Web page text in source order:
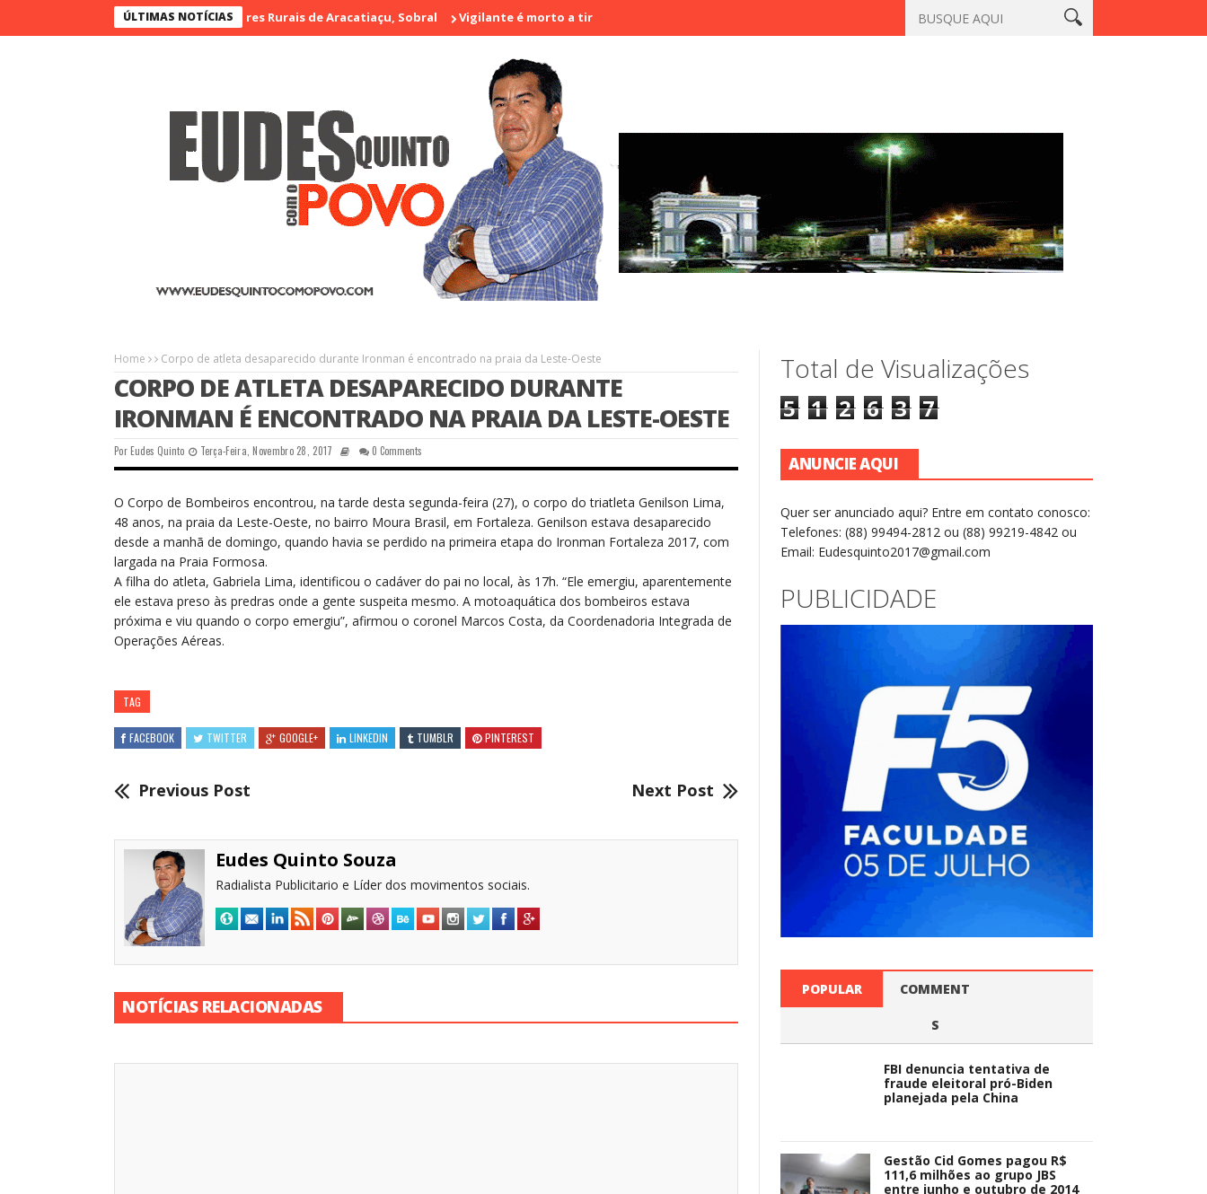
ÚLTIMAS NOTÍCIAS
I Feira de Artesãos e Produtores Rurais de Aracatiaçu, Sobral Vigilante é morto a tiros em laboratório no centro de Sobral Homem que matou a professora Aila Pinto Cardoso é encontrado
Home Corpo de atleta desaparecido durante Ironman é encontrado na praia da Leste-Oeste
CORPO DE ATLETA DESAPARECIDO DURANTE
IRONMAN É ENCONTRADO NA PRAIA DA LESTE-OESTE
PorEudes Quinto Terça-Feira, Novembro 28, 2017 0 Comments
O Corpo de Bombeiros encontrou, na tarde desta segunda-feira (27), o corpo do triatleta Genilson Lima,
48 anos, na praia da Leste-Oeste, no bairro Moura Brasil, em Fortaleza. Genilson estava desaparecido
desde a manhã de domingo, quando havia se perdido na primeira etapa do Ironman Fortaleza 2017, com
largada na Praia Formosa.
A filha do atleta, Gabriela Lima, identificou o cadáver do pai no local, às 17h. “Ele emergiu, aparentemente
ele estava preso às predras onde a gente suspeita mesmo. A motoaquática dos bombeiros estava
próxima e viu quando o corpo emergiu”, afirmou o coronel Marcos Costa, da Coordenadoria Integrada de
Operações Aéreas.
TAG
FACEBOOK TWITTER GOOGLE+ LINKEDIN TUMBLR PINTEREST
Previous Post Next Post
Eudes Quinto Souza
Radialista Publicitario e Líder dos movimentos sociais.
NOTÍCIAS RELACIONADAS
Total de Visualizações
5 1 2 6 3 7
ANUNCIE AQUI
Quer ser anunciado aqui? Entre em contato conosco:
Telefones: (88) 99494-2812 ou (88) 99219-4842 ou
Email: Eudesquinto2017@gmail.com
PUBLICIDADE
POPULAR COMMENT
S
FBI denuncia tentativa de
fraude eleitoral pró-Biden
planejada pela China
Gestão Cid Gomes pagou R$
111,6 milhões ao grupo JBS
entre junho e outubro de 2014